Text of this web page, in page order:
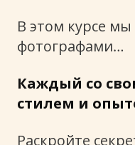
В этом курсе
фотографами…
Каждый со
стилем и
Раскройте